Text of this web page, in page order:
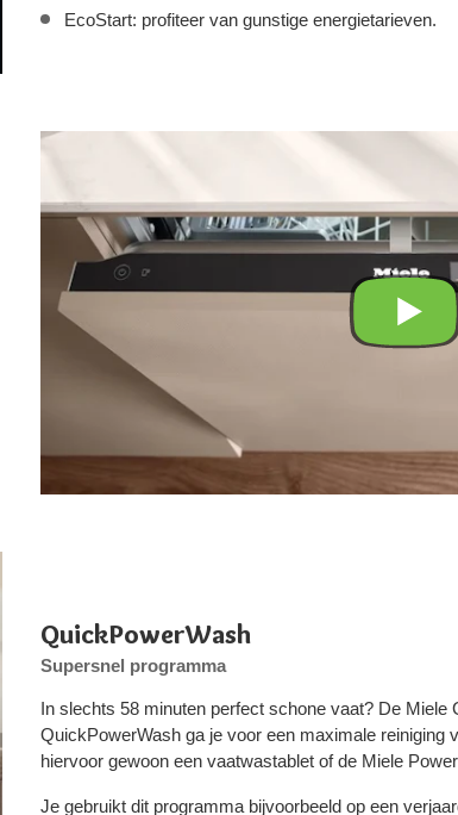
EcoStart: profiteer van gunstige energietarieven.
QuickPowerWash
Supersnel programma
In slechts 58 minuten perfect schone vaat? De Miele
QuickPowerWash ga je voor een maximale reiniging
hiervoor gewoon een vaatwastablet of de Miele
Je gebruikt dit programma bijvoorbeeld op een